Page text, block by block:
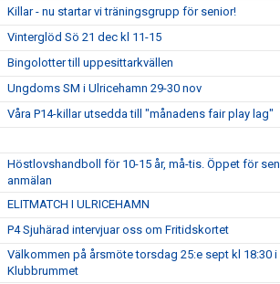
Killar - nu startar vi träningsgrupp för senior!
Vinterglöd Sö 21 dec kl 11-15
Bingolotter till uppesittarkvällen
Ungdoms SM i Ulricehamn 29-30 nov
Våra P14-killar utsedda till "månadens fair play lag"
Höstlovshandboll för 10-15 år, må-tis. Öppet för sen
anmälan
ELITMATCH I ULRICEHAMN
P4 Sjuhärad intervjuar oss om Fritidskortet
Välkommen på årsmöte torsdag 25:e sept kl 18:30 i
Klubbrummet